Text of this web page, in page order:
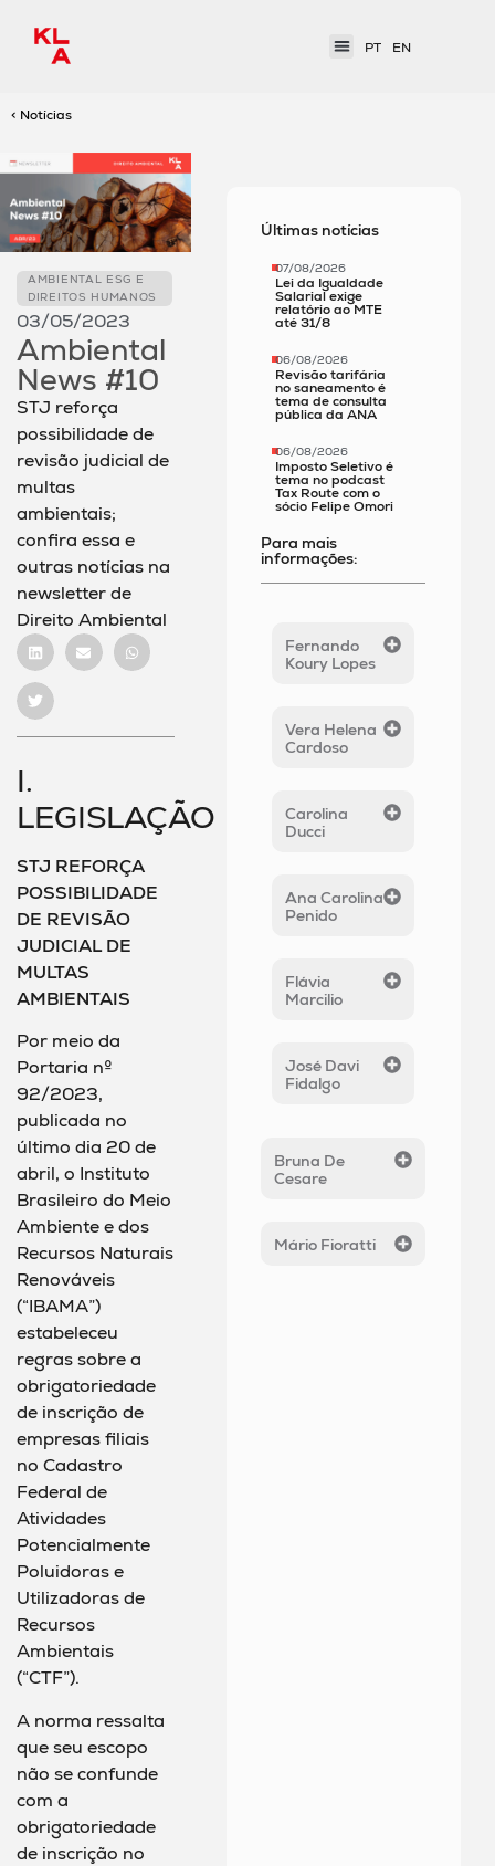
PT EN
< Notícias
AMBIENTAL ESG E
DIREITOS HUMANOS
03/05/2023
Ambiental
News #10
STJ reforça
possibilidade de
revisão judicial de
multas
ambientais;
confira essa e
outras notícias na
newsletter de
Direito Ambiental
I.
LEGISLAÇÃO
STJ REFORÇA
POSSIBILIDADE
DE REVISÃO
JUDICIAL DE
MULTAS
AMBIENTAIS
Por meio da
Portaria nº
92/2023,
publicada no
último dia 20 de
abril, o Instituto
Brasileiro do Meio
Ambiente e dos
Recursos Naturais
Renováveis
(“IBAMA”)
estabeleceu
regras sobre a
obrigatoriedade
de inscrição de
empresas filiais
no Cadastro
Federal de
Atividades
Potencialmente
Poluidoras e
Utilizadoras de
Recursos
Ambientais
(“CTF”).
A norma ressalta
que seu escopo
não se confunde
com a
obrigatoriedade
de inscrição no
Últimas notícias
07/08/2026
Lei da Igualdade
Salarial exige
relatório ao MTE
até 31/8
06/08/2026
Revisão tarifária
no saneamento é
tema de consulta
pública da ANA
06/08/2026
Imposto Seletivo é
tema no podcast
Tax Route com o
sócio Felipe Omori
Para mais
informações:
Fernando
Koury Lopes
Vera Helena
Cardoso
Carolina
Ducci
Ana Carolina
Penido
Flávia
Marcilio
José Davi
Fidalgo
Bruna De
Cesare
Mário Fioratti